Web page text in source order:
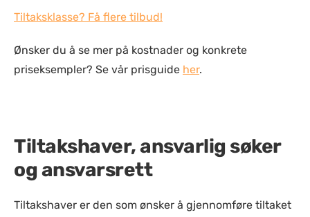
Tiltaksklasse? Få flere tilbud!
Ønsker du å se mer på kostnader og konkrete
priseksempler? Se vår prisguide her.
Tiltakshaver, ansvarlig søker
og ansvarsrett
Tiltakshaver er den som ønsker å gjennomføre tiltaket